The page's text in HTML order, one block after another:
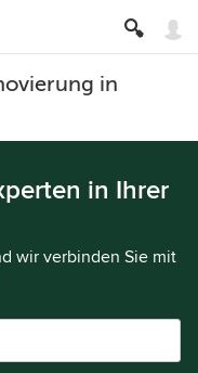
in
in Ihrer
wir verbinden Sie mit